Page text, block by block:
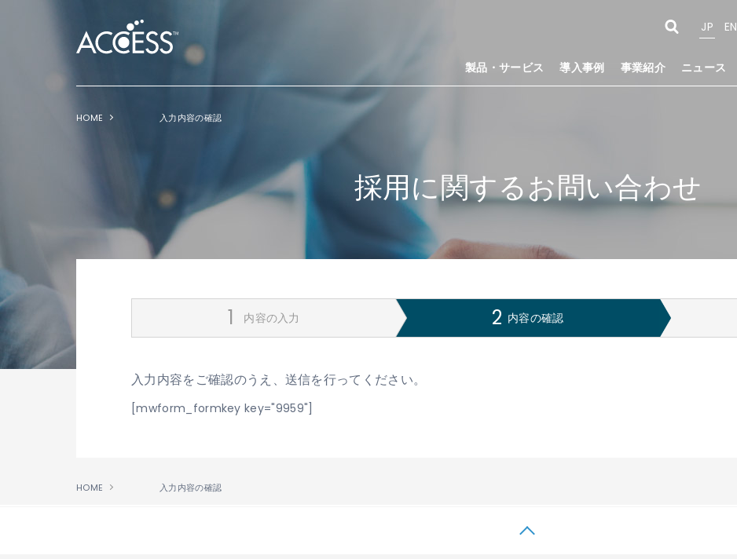
製品・サービス 導入事例 事業紹介 ニュース
JP EN
HOME 入力内容の確認
採用に関するお問い合わせ
内容の入力 内容の確認
入力内容をご確認のうえ、送信を行ってください。
[mwform_formkey key="9959"]
HOME 入力内容の確認